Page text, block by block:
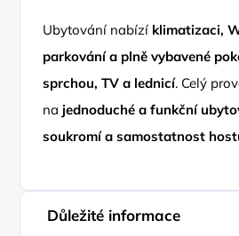
Ubytování nabízí klimatizaci,
parkování a plně vybavené
sprchou, TV a lednicí. Celý
na jednoduché a funkční
soukromí a samostatnost
Důležité informace